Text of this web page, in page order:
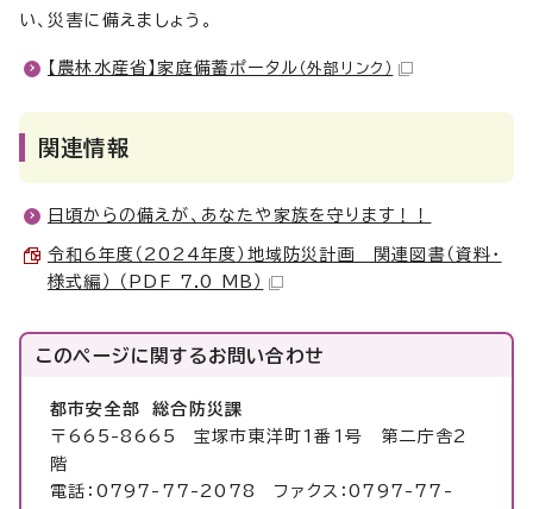
い、災害に備えましょう。
【農林水産省】家庭備蓄ポータル （外部リンク）
関連情報
日頃からの備えが、あなたや家族を守ります！！
令和6年度（2024年度）地域防災計画 関連図書（資料・
様式編） （PDF 7.0 MB）
このページに関するお問い合わせ
都市安全部 総合防災課
〒665-8665 宝塚市東洋町1番1号 第二庁舎2
階
電話：0797-77-2078 ファクス：0797-77-